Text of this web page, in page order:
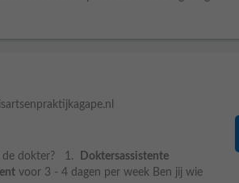
de dokter? 1.
Doktersassistente
voor 3 - 4 dagen per week Ben jij wie